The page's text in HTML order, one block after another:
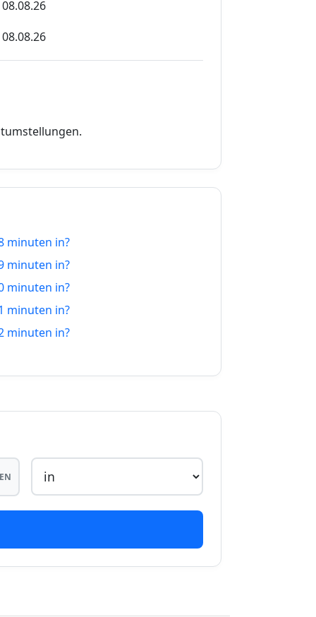
08.08.26
08.08.26
08.08.26
08.08.26
08.08.26
08.08.26
08.08.26
08.08.26
08.08.26
08.08.26
minuten in?
minuten in?
minuten in?
minuten in?
minuten in?